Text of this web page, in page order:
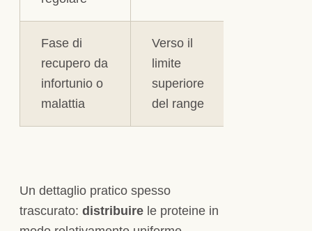
Fase di
recupero da
infortunio o
malattia
Verso il
limite
superiore
del range
Un dettaglio pratico spesso
trascurato: distribuire le proteine in